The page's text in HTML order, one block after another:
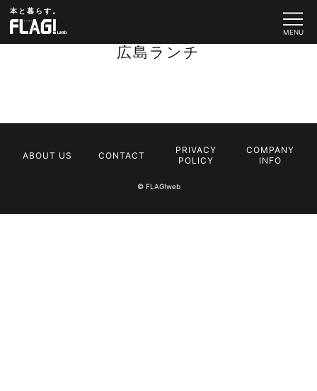
本と暮らす。
広島ランチ
ABOUT US CONTACT
PRIVACY
POLICY
COMPANY
INFO
© FLAG!web